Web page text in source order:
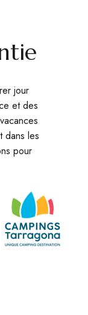
jour
et des
dans les
pour